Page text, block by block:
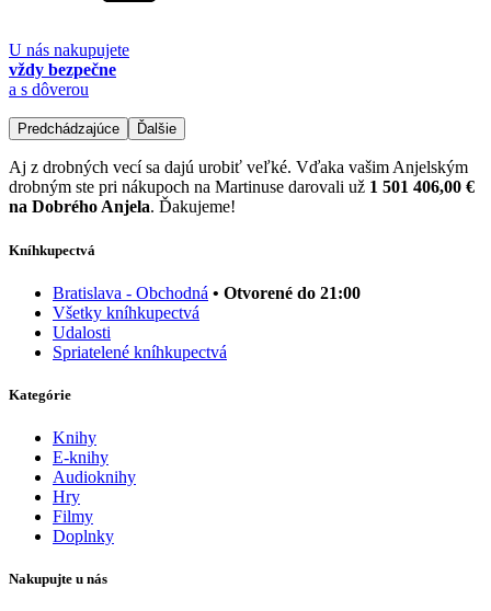
U nás nakupujete
vždy bezpečne
a s dôverou
Predchádzajúce Ďalšie
Aj z drobných vecí sa dajú urobiť veľké. Vďaka vašim Anjelským
drobným ste pri nákupoch na Martinuse darovali už 1 501 406,00 €
na Dobrého Anjela. Ďakujeme!
Kníhkupectvá
Bratislava - Obchodná • Otvorené do 21:00
Všetky kníhkupectvá
Udalosti
Spriatelené kníhkupectvá
Kategórie
Knihy
E-knihy
Audioknihy
Hry
Filmy
Doplnky
Nakupujte u nás